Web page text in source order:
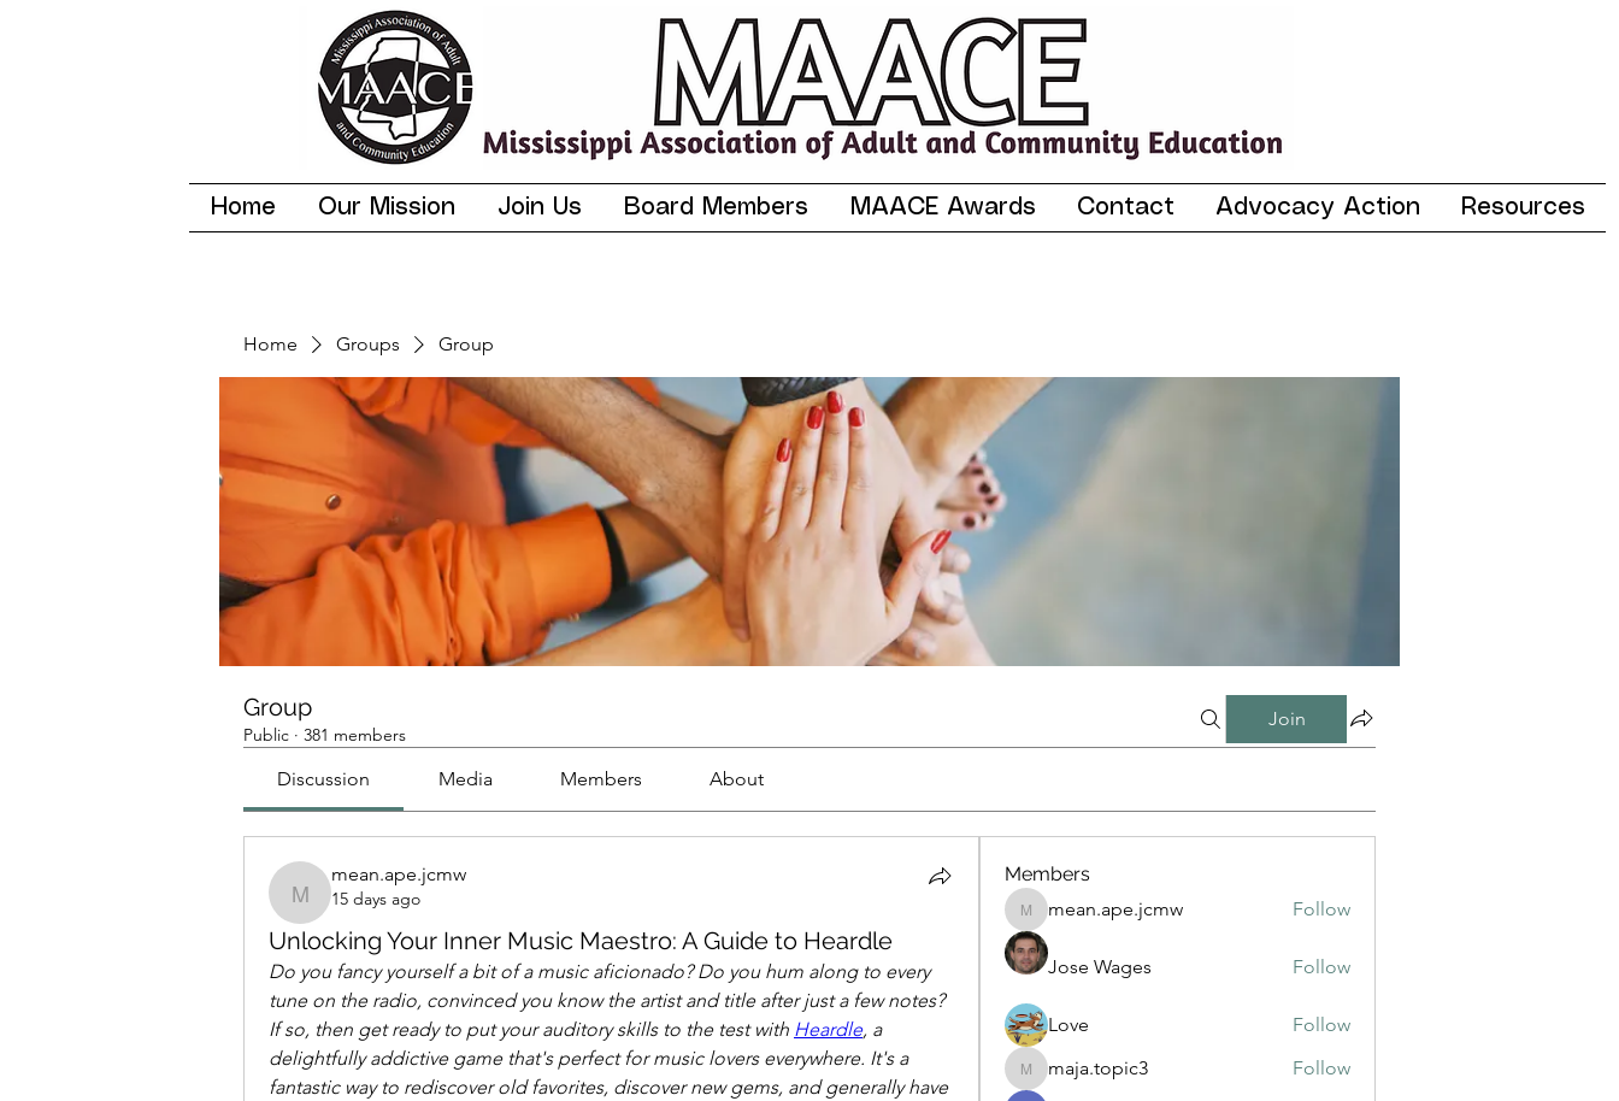
Home Our Mission Join Us Board Members MAACE Awards Contact Advocacy Action Resources
Home Groups Group
Group
Public · 381 members
Join
Discussion Media Members About
mean.ape.jcmw
mean.ape.jcmw
15 days ago
Unlocking Your Inner Music Maestro: A Guide to Heardle
Do you fancy yourself a bit of a music aficionado? Do you hum along to every
tune on the radio, convinced you know the artist and title after just a few notes?
If so, then get ready to put your auditory skills to the test with Heardle, a
delightfully addictive game that's perfect for music lovers everywhere. It's a
fantastic way to rediscover old favorites, discover new gems, and generally have
Members
mean.ape.jcmw
mean.ape.jcmw Follow
Jose Wages Follow
Love Follow
maja.topic3
maja.topic3 Follow